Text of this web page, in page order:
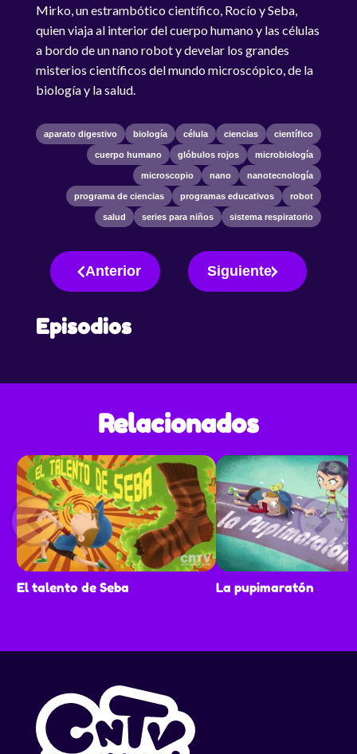
Mirko, un estrambótico científico, Rocío y Seba,
quien viaja al interior del cuerpo humano y las células
a bordo de un nano robot y develar los grandes
misterios científicos del mundo microscópico, de la
biología y la salud.
aparato digestivo biología célula ciencias científico
cuerpo humano glóbulos rojos microbiología
microscopio nano nanotecnología
programa de ciencias programas educativos robot
salud series para niños sistema respiratorio
Anterior Siguiente
Episodios
Relacionados
El talento de Seba La pupimaratón